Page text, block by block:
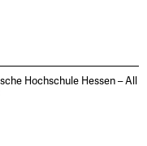
Hochschule Hessen – All